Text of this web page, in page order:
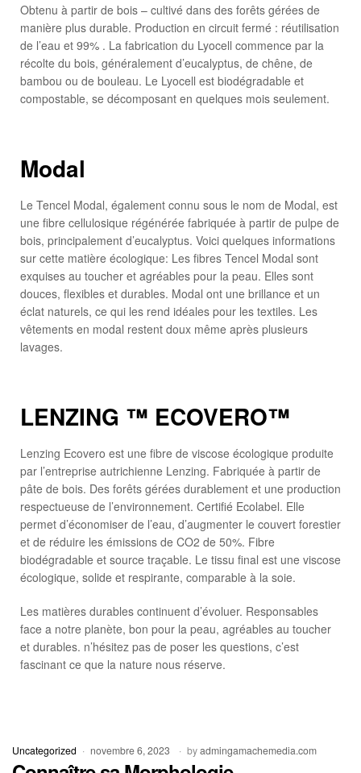
Obtenu à partir de bois – cultivé dans des forêts gérées de
manière plus durable. Production en circuit fermé : réutilisation
de l’eau et 99% . La fabrication du Lyocell commence par la
récolte du bois, généralement d’eucalyptus, de chêne, de
bambou ou de bouleau. Le Lyocell est biodégradable et
compostable, se décomposant en quelques mois seulement.
Modal
Le Tencel Modal, également connu sous le nom de Modal, est
une fibre cellulosique régénérée fabriquée à partir de pulpe de
bois, principalement d’eucalyptus. Voici quelques informations
sur cette matière écologique: Les fibres Tencel Modal sont
exquises au toucher et agréables pour la peau. Elles sont
douces, flexibles et durables. Modal ont une brillance et un
éclat naturels, ce qui les rend idéales pour les textiles. Les
vêtements en modal restent doux même après plusieurs
lavages.
LENZING ™ ECOVERO™
Lenzing Ecovero est une fibre de viscose écologique produite
par l’entreprise autrichienne Lenzing. Fabriquée à partir de
pâte de bois. Des forêts gérées durablement et une production
respectueuse de l’environnement. Certifié Ecolabel. Elle
permet d’économiser de l’eau, d’augmenter le couvert forestier
et de réduire les émissions de CO2 de 50%. Fibre
biodégradable et source traçable. Le tissu final est une viscose
écologique, solide et respirante, comparable à la soie.
Les matières durables continuent d’évoluer. Responsables
face a notre planète, bon pour la peau, agréables au toucher
et durables. n’hésitez pas de poser les questions, c’est
fascinant ce que la nature nous réserve.
Uncategorized novembre 6, 2023 byadmingamachemedia.com